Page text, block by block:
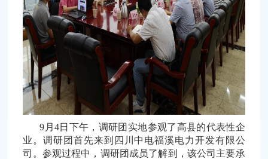
9 月4日下午，调研团实地参观了高县的代表性企
业。调研团首先来到四川中电福溪电力开发有限公
司。参观过程中，调研团成员了解到，该公司主要承